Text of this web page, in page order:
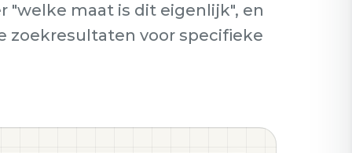
"welke maat is dit eigenlijk", en
zoekresultaten voor specifieke